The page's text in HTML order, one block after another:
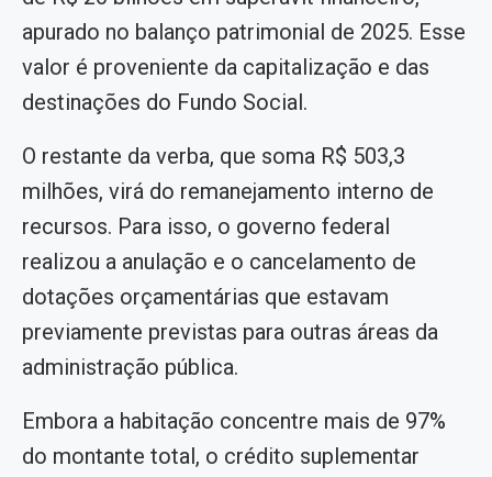
apurado no balanço patrimonial de 2025. Esse
valor é proveniente da capitalização e das
destinações do Fundo Social.
O restante da verba, que soma R$ 503,3
milhões, virá do remanejamento interno de
recursos. Para isso, o governo federal
realizou a anulação e o cancelamento de
dotações orçamentárias que estavam
previamente previstas para outras áreas da
administração pública.
Embora a habitação concentre mais de 97%
do montante total, o crédito suplementar